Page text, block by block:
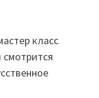
класс